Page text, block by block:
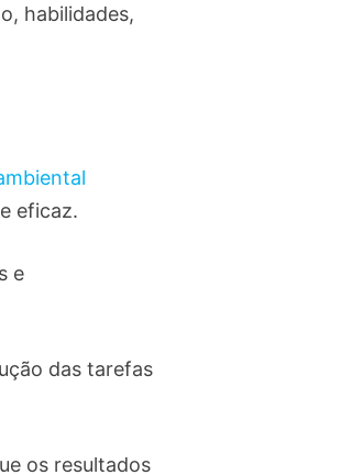
habilidades,
eficaz.
e
das tarefas
os resultados